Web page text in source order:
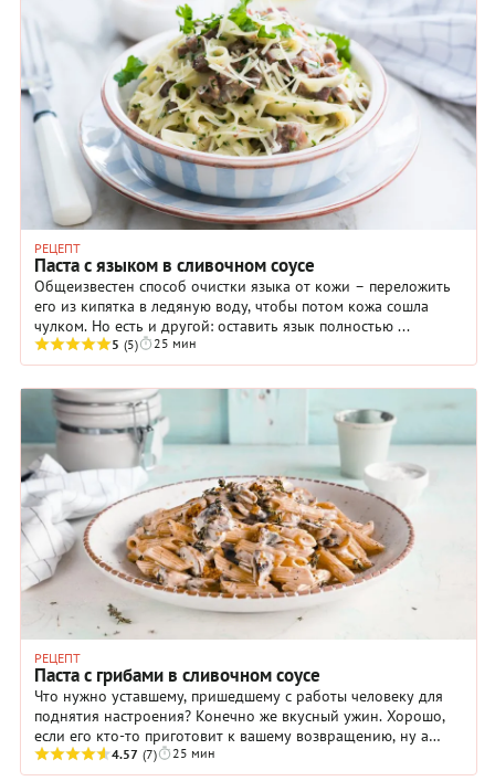
РЕЦЕПТ
Паста с языком в сливочном соусе
Общеизвестен способ очистки языка от кожи – переложить
его из кипятка в ледяную воду, чтобы потом кожа сошла
чулком. Но есть и другой: оставить язык полностью ...
5 (5) 25 мин
РЕЦЕПТ
Паста с грибами в сливочном соусе
Что нужно уставшему, пришедшему с работы человеку для
поднятия настроения? Конечно же вкусный ужин. Хорошо,
если его кто-то приготовит к вашему возвращению, ну а
если готовить вам? В этом случае ...
4.57 (7) 25 мин